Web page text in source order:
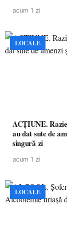
acum 1 zi
LOCALE
ACȚIUNE.
au dat sute de
singură zi
acum 1 zi
LOCALE